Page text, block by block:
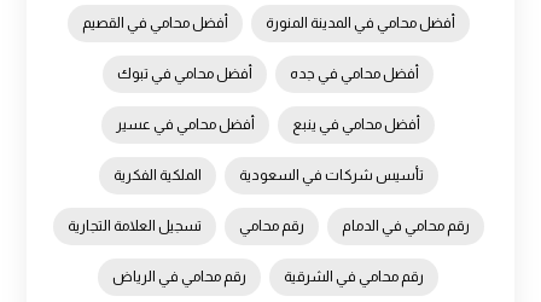
أفضل محامي في القصيم أفضل محامي في المدينة المنورة
أفضل محامي في تبوك أفضل محامي في جده
أفضل محامي في عسير أفضل محامي في ينبع
الملكية الفكرية تأسيس شركات في السعودية
تسجيل العلامة التجارية رقم محامي رقم محامي في الدمام
رقم محامي في الرياض رقم محامي في الشرقية